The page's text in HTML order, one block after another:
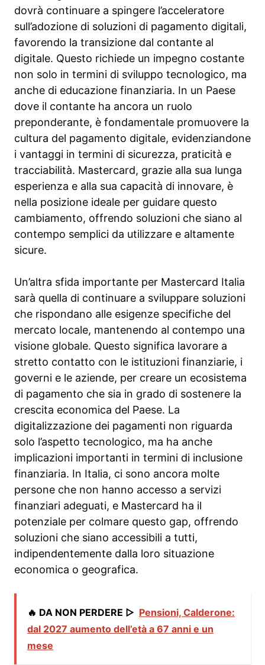
dovrà continuare a spingere l’acceleratore
sull’adozione di soluzioni di pagamento digitali,
favorendo la transizione dal contante al
digitale. Questo richiede un impegno costante
non solo in termini di sviluppo tecnologico, ma
anche di educazione finanziaria. In un Paese
dove il contante ha ancora un ruolo
preponderante, è fondamentale promuovere la
cultura del pagamento digitale, evidenziandone
i vantaggi in termini di sicurezza, praticità e
tracciabilità. Mastercard, grazie alla sua lunga
esperienza e alla sua capacità di innovare, è
nella posizione ideale per guidare questo
cambiamento, offrendo soluzioni che siano al
contempo semplici da utilizzare e altamente
sicure.
Un’altra sfida importante per Mastercard Italia
sarà quella di continuare a sviluppare soluzioni
che rispondano alle esigenze specifiche del
mercato locale, mantenendo al contempo una
visione globale. Questo significa lavorare a
stretto contatto con le istituzioni finanziarie, i
governi e le aziende, per creare un ecosistema
di pagamento che sia in grado di sostenere la
crescita economica del Paese. La
digitalizzazione dei pagamenti non riguarda
solo l’aspetto tecnologico, ma ha anche
implicazioni importanti in termini di inclusione
finanziaria. In Italia, ci sono ancora molte
persone che non hanno accesso a servizi
finanziari adeguati, e Mastercard ha il
potenziale per colmare questo gap, offrendo
soluzioni che siano accessibili a tutti,
indipendentemente dalla loro situazione
economica o geografica.
🔥 DA NON PERDERE ▷ Pensioni, Calderone:
dal 2027 aumento dell’età a 67 anni e un
mese